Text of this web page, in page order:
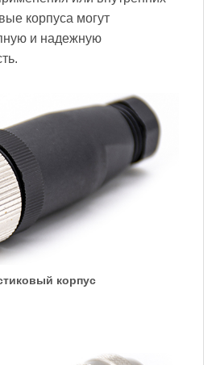
корпуса могут
и надежную
корпус